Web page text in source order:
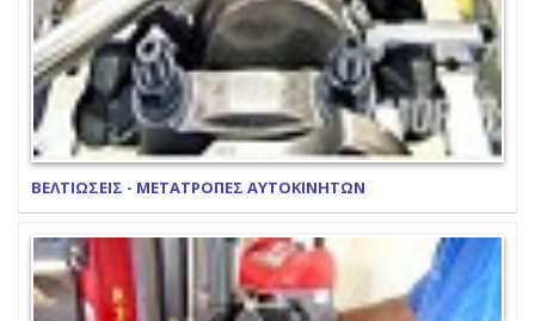
ΒΕΛΤΙΩΣΕΙΣ - ΜΕΤΑΤΡΟΠΕΣ ΑΥΤΟΚΙΝΗΤΩΝ